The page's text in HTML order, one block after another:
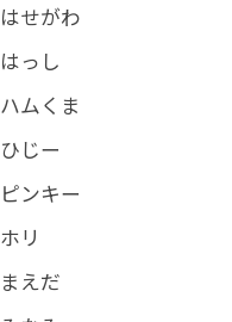
はせがわ
はっし
ハムくま
ひじー
ピンキー
ホリ
まえだ